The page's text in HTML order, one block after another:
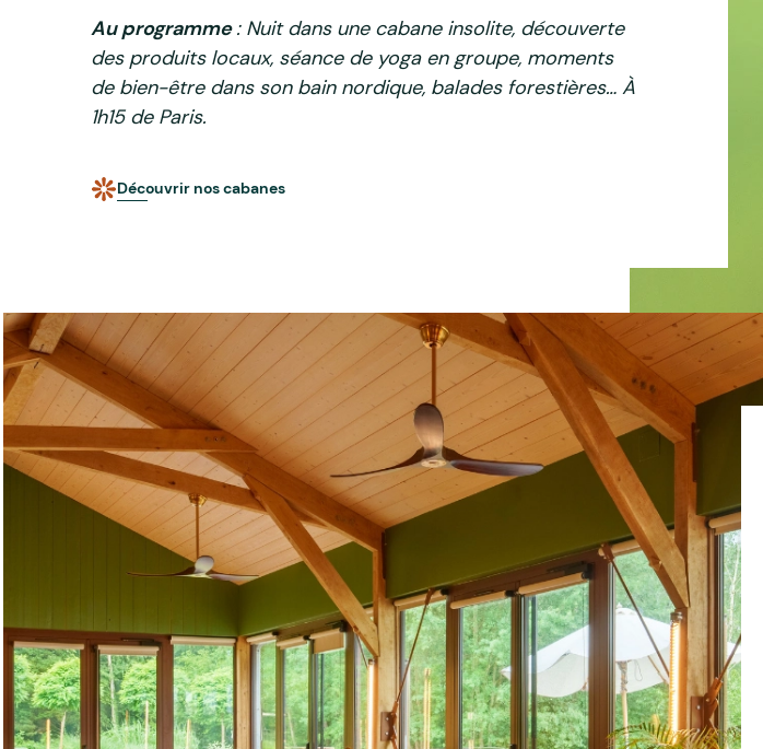
Au programme: Nuit dans une cabane insolite, découverte
des produits locaux, séance de yoga en groupe, moments
de bien-être dans son bain nordique, balades forestières… À
1h15 de Paris.
Découvrir nos cabanes